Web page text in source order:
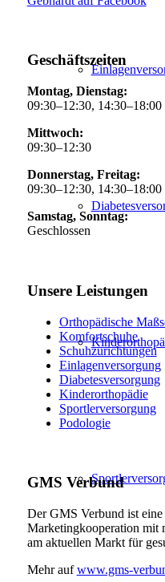
Geschäftszeiten
Montag, Dienstag:
09:30–12:30, 14:30–18:00
Mittwoch:
09:30–12:30
Donnerstag, Freitag:
09:30–12:30, 14:30–18:00
Samstag, Sonntag:
Geschlossen
Unsere Leistungen
Orthopädische
Komfortschuhe
Schuhzurichtungen
Einlagenversorgung
Diabetesversorgung
Kinderorthopädie
Sportlerversorgung
Podologie
GMS Verbund
Der GMS Verbund ist
Marketingkooperation mit
am aktuellen Markt für
Mehr aufwww.gms-